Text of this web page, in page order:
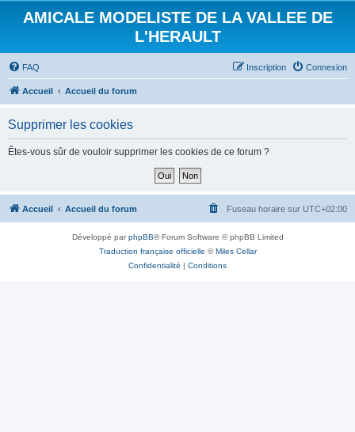
AMICALE MODELISTE DE LA VALLEE DE
L'HERAULT
FAQ Connexion
Inscription
Accueil Accueil du forum
Supprimer les cookies
Êtes-vous sûr de vouloir supprimer les cookies de ce forum ?
Accueil Accueil du forum Fuseau horaire sur UTC+02:00
Développé parphpBB® Forum Software © phpBB Limited
Traduction française officielle ©Miles Cellar
Confidentialité | Conditions